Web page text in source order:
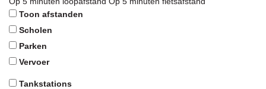
Toon afstanden
Scholen
Parken
Vervoer
Tankstations